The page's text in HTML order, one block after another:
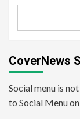
CoverNews
Social menu is
to Social Menu